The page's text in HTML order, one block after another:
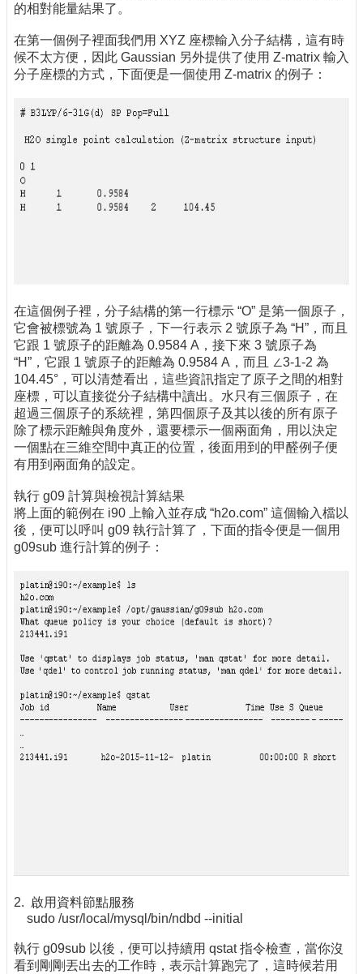
的相對能量結果了。
在第一個例子裡面我們用 XYZ 座標輸入分子結構，這有時
候不太方便，因此 Gaussian 另外提供了使用 Z-matrix 輸入
分子座標的方式，下面便是一個使用 Z-matrix 的例子：
在這個例子裡，分子結構的第一行標示 “O” 是第一個原子，
它會被標號為 1 號原子，下一行表示 2 號原子為 “H”，而且
它跟 1 號原子的距離為 0.9584 A，接下來 3 號原子為
“H”，它跟 1 號原子的距離為 0.9584 A，而且 ∠3-1-2 為
104.45°，可以清楚看出，這些資訊指定了原子之間的相對
座標，可以直接從分子結構中讀出。水只有三個原子，在
超過三個原子的系統裡，第四個原子及其以後的所有原子
除了標示距離與角度外，還要標示一個兩面角，用以決定
一個點在三維空間中真正的位置，後面用到的甲醛例子便
有用到兩面角的設定。
執行 g09 計算與檢視計算結果
將上面的範例在 i90 上輸入並存成 “h2o.com” 這個輸入檔以
後，便可以呼叫 g09 執行計算了，下面的指令便是一個用
g09sub 進行計算的例子：
2. 啟用資料節點服務
sudo /usr/local/mysql/bin/ndbd --initial
執行 g09sub 以後，便可以持續用 qstat 指令檢查，當你沒
看到剛剛丟出去的工作時，表示計算跑完了，這時候若用